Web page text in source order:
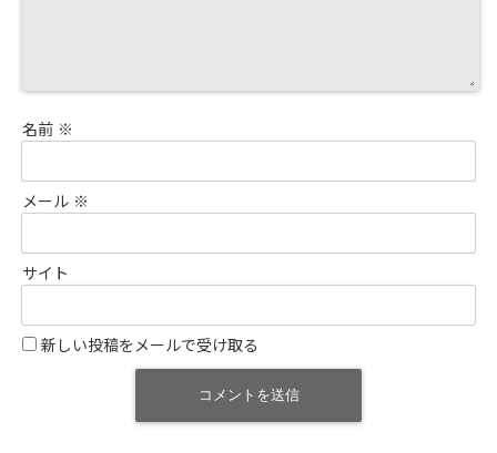
名前 ※
メール ※
サイト
新しい投稿をメールで受け取る